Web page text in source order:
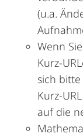
(u.a.
Wenn
Kurz-
sich
Kurz-
auf die